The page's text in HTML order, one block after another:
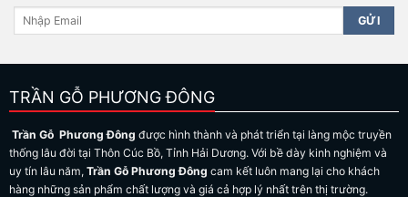
TRẦN GỖ PHƯƠNG ĐÔNG
Trần Gỗ Phương Đông được hình thành và phát triển tại làng mộc truyền
thống lâu đời tại Thôn Cúc Bồ, Tỉnh Hải Dương. Với bề dày kinh nghiệm và
uy tín lâu năm, Trần Gỗ Phương Đông cam kết luôn mang lại cho khách
hàng những sản phẩm chất lượng và giá cả hợp lý nhất trên thị trường.